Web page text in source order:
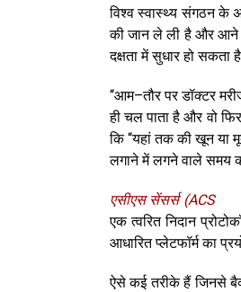
विश्व स्वास्थ्य संगठन के
की जान ले ली है और आने
दक्षता में सुधार हो सकता
“आम–तौर पर डॉक्टर
ही चल पाता है और वो
कि “यहां तक की खून या
लगाने में लगने वाले समय
एसीएस सेंसर्स (ACS
एक त्वरित निदान
आधारित प्लेटफॉर्म का
ऐसे कई तरीके हैं जिनसे